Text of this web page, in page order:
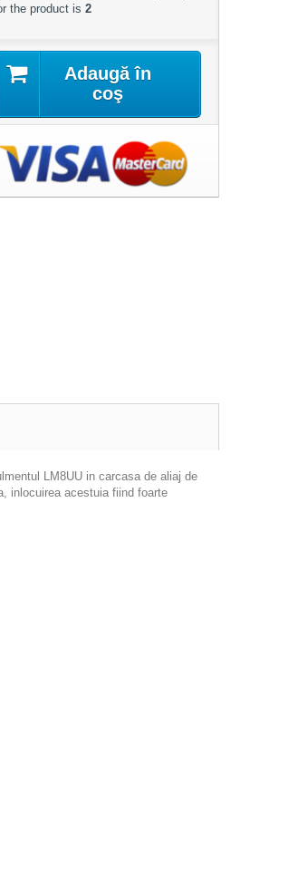
the product is 2
Adaugă în
coş
LM8UU in carcasa de aliaj de
inlocuirea acestuia fiind foarte